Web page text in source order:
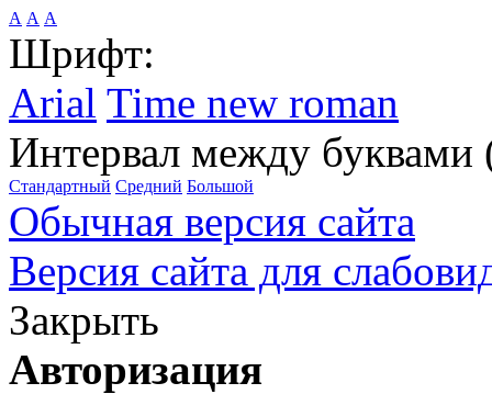
А А А
Шрифт:
Arial Time new roman
Интервал между буквами
Стандартный Средний Большой
Обычная версия сайта
Версия сайта для
Закрыть
Авторизация